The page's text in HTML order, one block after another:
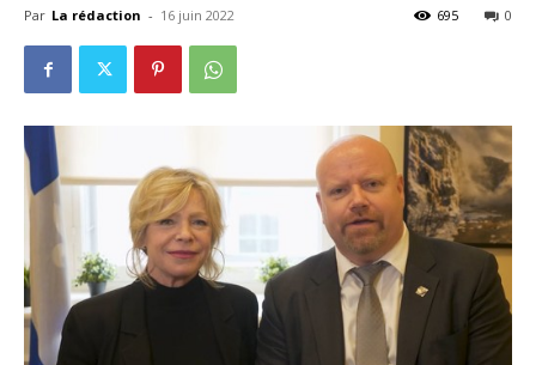
Par La rédaction - 16 juin 2022 0
695